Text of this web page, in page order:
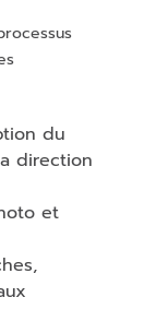
du
direction
et